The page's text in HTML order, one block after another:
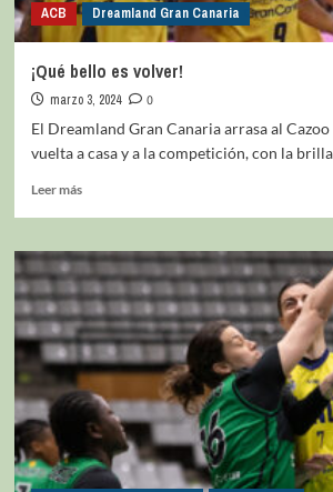
ACB Dreamland Gran Canaria
¡Qué bello es volver!
marzo 3, 2024
0
El Dreamland Gran Canaria arrasa al Cazoo
vuelta a casa y a la competición, con la
Leer más